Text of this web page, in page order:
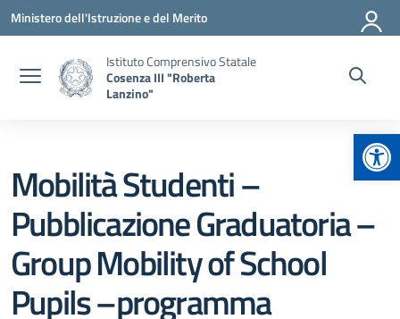
Vai ai contenuti
Vai al menu di navigazione
Vai al footer
Ministero dell'Istruzione e del Merito
Istituto Comprensivo Statale
Cosenza III "Roberta
Lanzino"
Mobilità Studenti –
Pubblicazione Graduatoria –
Group Mobility of School
Pupils –programma